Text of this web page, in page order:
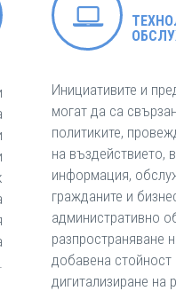
Инициативите и
могат да са
политиките,
на въздействието,
информация,
гражданите и
административно
разпространяване
добавена
дигитализиране на